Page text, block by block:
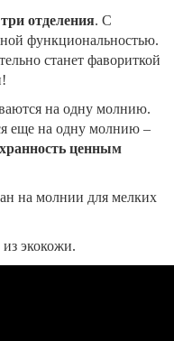
три отделения. С
функциональностью.
станет фавориткой
на одну молнию.
еще на одну молнию –
ценным
на молнии для мелких
экокожи.